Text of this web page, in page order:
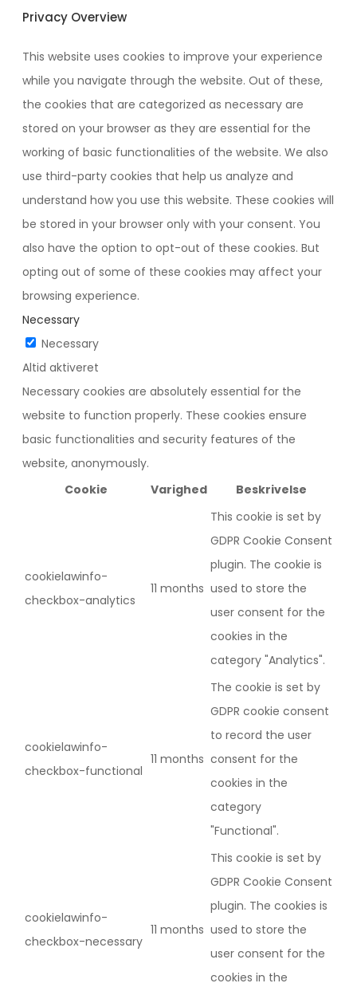
Privacy Overview
This website uses cookies to improve your experience
while you navigate through the website. Out of these,
the cookies that are categorized as necessary are
stored on your browser as they are essential for the
working of basic functionalities of the website. We also
use third-party cookies that help us analyze and
understand how you use this website. These cookies will
be stored in your browser only with your consent. You
also have the option to opt-out of these cookies. But
opting out of some of these cookies may affect your
browsing experience.
Necessary
Necessary
Altid aktiveret
Necessary cookies are absolutely essential for the
website to function properly. These cookies ensure
basic functionalities and security features of the
website, anonymously.
Cookie
Varighed Beskrivelse
cookielawinfo-
checkbox-analytics
11 months
This cookie is set by
GDPR Cookie Consent
plugin. The cookie is
used to store the
user consent for the
cookies in the
category "Analytics".
cookielawinfo-
checkbox-functional
11 months
The cookie is set by
GDPR cookie consent
to record the user
consent for the
cookies in the
category
"Functional".
cookielawinfo-
checkbox-necessary
11 months
This cookie is set by
GDPR Cookie Consent
plugin. The cookies is
used to store the
user consent for the
cookies in the